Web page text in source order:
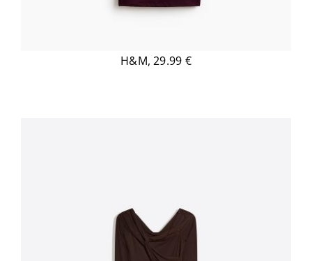
H&M, 29.99 €